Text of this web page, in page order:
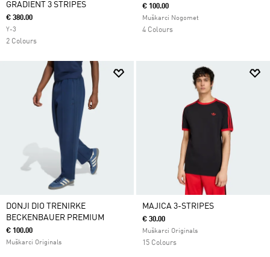
GRADIENT 3 STRIPES
€ 380.00
Y-3
2 Colours
€ 100.00
Muškarci Nogomet
4 Colours
DONJI DIO TRENIRKE
BECKENBAUER PREMIUM
€ 100.00
Muškarci Originals
MAJICA 3-STRIPES
€ 30.00
Muškarci Originals
15 Colours